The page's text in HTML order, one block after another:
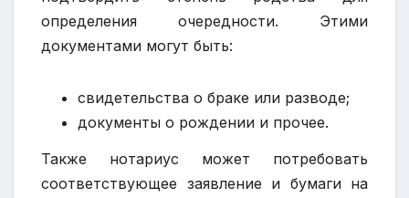
определения очередности. Этими
документами могут быть:
свидетельства о браке или разводе;
документы о рождении и прочее.
Также нотариус может потребовать
соответствующее заявление и бумаги на